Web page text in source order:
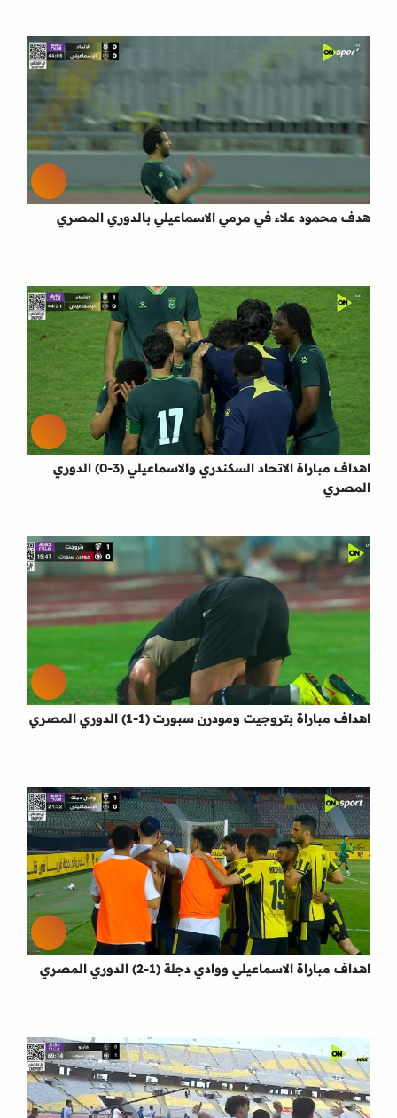
هدف محمود علاء في مرمي الاسماعيلي بالدوري المصري
اهداف مباراة الاتحاد السكندري والاسماعيلي (3-0) الدوري
المصري
اهداف مباراة بتروجيت ومودرن سبورت (1-1) الدوري المصري
اهداف مباراة الاسماعيلي ووادي دجلة (1-2) الدوري المصري